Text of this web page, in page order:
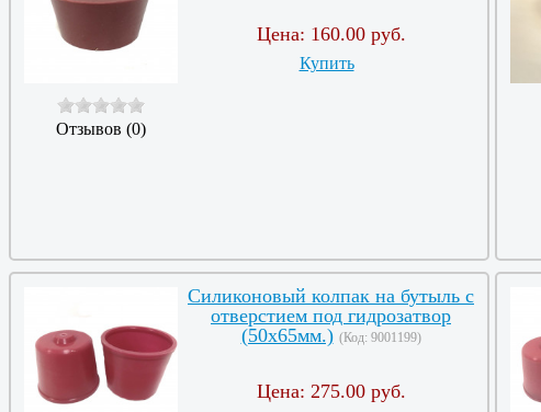
Отзывов (0)
Цена: 160.00 руб.
Купить
Силиконовый колпак на бутыль с
отверстием под гидрозатвор
(50х65мм.) (Код: 9001199)
Цена: 275.00 руб.